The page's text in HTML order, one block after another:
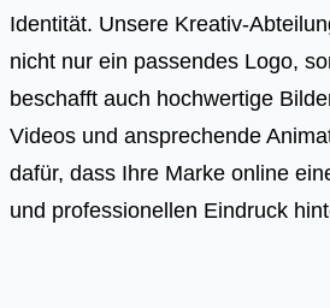
Identität. Unsere Kreativ-
nicht nur ein passendes Logo,
beschafft auch hochwertige
Videos und ansprechende
dafür, dass Ihre Marke online
und professionellen Eindruck